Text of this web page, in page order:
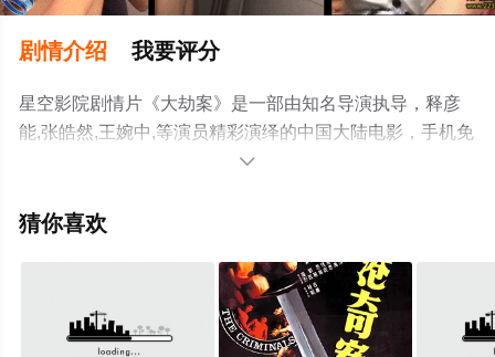
剧情介绍 我要评分
星空影院剧情片《大劫案》是一部由知名导演执导，释彦
能,张皓然,王婉中,等演员精彩演绎的中国大陆电影，手机免
费观看高清无删减完整版电影大全就上星空电影网，更多
解。

猜你喜欢